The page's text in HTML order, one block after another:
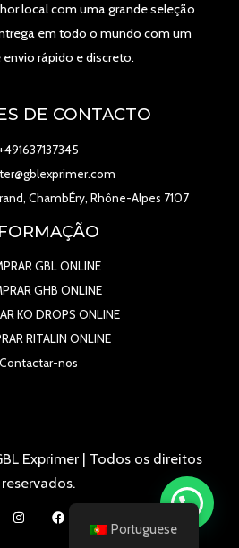
local com uma grande seleção
em todo o mundo com um
envio rápido e discreto.
DE CONTACTO
+491637137345
ChambÉry, Rhône-Alpes 7107
GBL ONLINE
GHB ONLINE
KO DROPS ONLINE
RITALIN ONLINE
Contactar-nos
Exprimer | Todos os direitos
reservados.
Portuguese